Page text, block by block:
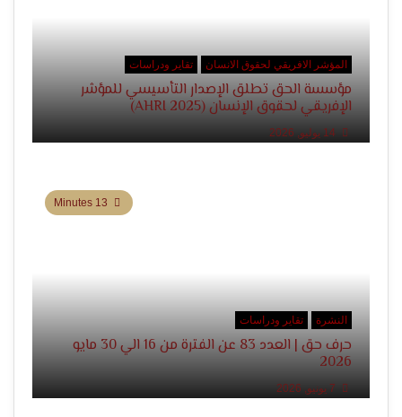
المؤشر الافريقي لحقوق الانسان تقاير ودراسات
مؤسسة الحق تطلق الإصدار التأسيسي للمؤشر
الإفريقي لحقوق الإنسان (AHRI 2025)
النشرة تقاير ودراسات
حرف حق | العدد 83 عن الفترة من 16 الي 30 مايو
2026